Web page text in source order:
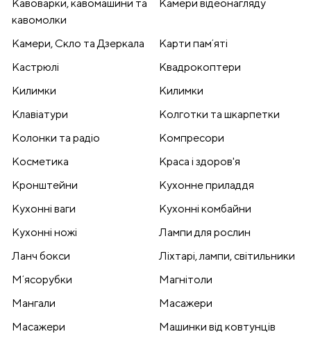
Кавоварки, кавомашини та
кавомолки
Камери відеонагляду
Камери, Скло та Дзеркала
Карти памʼяті
Кастрюлі
Квадрокоптери
Килимки
Килимки
Клавіатури
Колготки та шкарпетки
Колонки та радіо
Компресори
Косметика
Краса і здоров'я
Кронштейни
Кухонне приладдя
Кухонні ваги
Кухонні комбайни
Кухонні ножі
Лампи для рослин
Ланч бокси
Ліхтарі, лампи, світильники
Мʼясорубки
Магнітоли
Мангали
Масажери
Масажери
Машинки від ковтунців